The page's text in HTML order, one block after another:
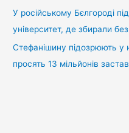
У російському Бєлгороді
університет, де збирали
Стефанішину підозрюють у
просять 13 мільйонів